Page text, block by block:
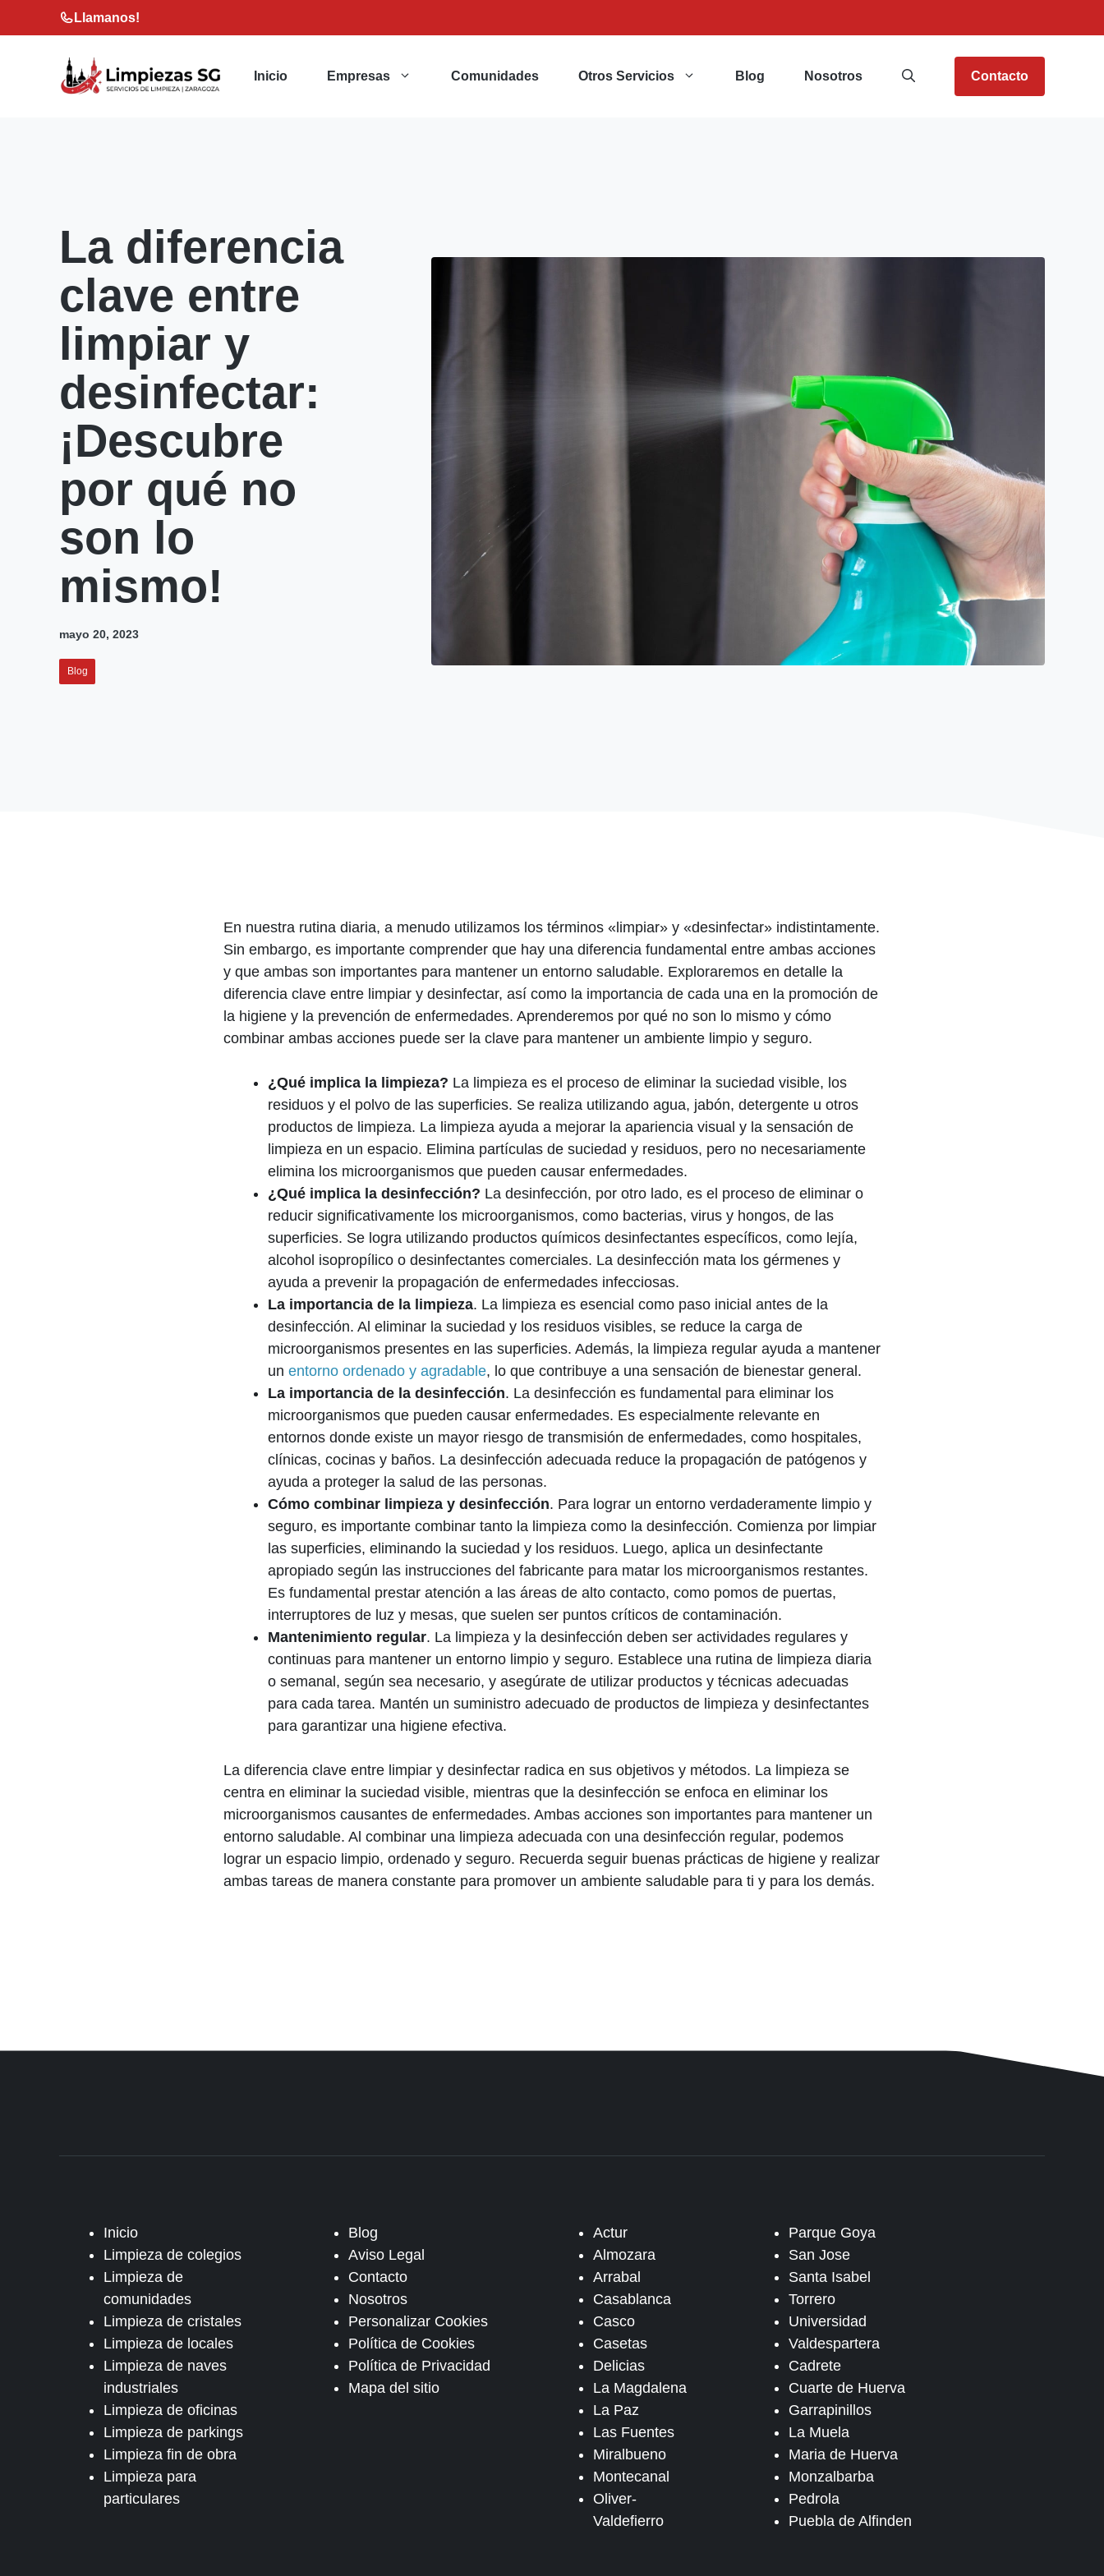
al
Llamanos!
Inicio Empresas Comunidades Otros Servicios Blog Nosotros Contacto
La diferencia
clave entre
limpiar y
desinfectar:
¡Descubre
por qué no
son lo
mismo!
mayo 20, 2023
Blog
En nuestra rutina diaria, a menudo utilizamos los términos «limpiar» y «desinfectar» indistintamente.
Sin embargo, es importante comprender que hay una diferencia fundamental entre ambas acciones
y que ambas son importantes para mantener un entorno saludable. Exploraremos en detalle la
diferencia clave entre limpiar y desinfectar, así como la importancia de cada una en la promoción de
la higiene y la prevención de enfermedades. Aprenderemos por qué no son lo mismo y cómo
combinar ambas acciones puede ser la clave para mantener un ambiente limpio y seguro.
¿Qué implica la limpieza? La limpieza es el proceso de eliminar la suciedad visible, los
residuos y el polvo de las superficies. Se realiza utilizando agua, jabón, detergente u otros
productos de limpieza. La limpieza ayuda a mejorar la apariencia visual y la sensación de
limpieza en un espacio. Elimina partículas de suciedad y residuos, pero no necesariamente
elimina los microorganismos que pueden causar enfermedades.
¿Qué implica la desinfección? La desinfección, por otro lado, es el proceso de eliminar o
reducir significativamente los microorganismos, como bacterias, virus y hongos, de las
superficies. Se logra utilizando productos químicos desinfectantes específicos, como lejía,
alcohol isopropílico o desinfectantes comerciales. La desinfección mata los gérmenes y
ayuda a prevenir la propagación de enfermedades infecciosas.
La importancia de la limpieza. La limpieza es esencial como paso inicial antes de la
desinfección. Al eliminar la suciedad y los residuos visibles, se reduce la carga de
microorganismos presentes en las superficies. Además, la limpieza regular ayuda a mantener
un entorno ordenado y agradable, lo que contribuye a una sensación de bienestar general.
La importancia de la desinfección. La desinfección es fundamental para eliminar los
microorganismos que pueden causar enfermedades. Es especialmente relevante en
entornos donde existe un mayor riesgo de transmisión de enfermedades, como hospitales,
clínicas, cocinas y baños. La desinfección adecuada reduce la propagación de patógenos y
ayuda a proteger la salud de las personas.
Cómo combinar limpieza y desinfección. Para lograr un entorno verdaderamente limpio y
seguro, es importante combinar tanto la limpieza como la desinfección. Comienza por limpiar
las superficies, eliminando la suciedad y los residuos. Luego, aplica un desinfectante
apropiado según las instrucciones del fabricante para matar los microorganismos restantes.
Es fundamental prestar atención a las áreas de alto contacto, como pomos de puertas,
interruptores de luz y mesas, que suelen ser puntos críticos de contaminación.
Mantenimiento regular. La limpieza y la desinfección deben ser actividades regulares y
continuas para mantener un entorno limpio y seguro. Establece una rutina de limpieza diaria
o semanal, según sea necesario, y asegúrate de utilizar productos y técnicas adecuadas
para cada tarea. Mantén un suministro adecuado de productos de limpieza y desinfectantes
para garantizar una higiene efectiva.
La diferencia clave entre limpiar y desinfectar radica en sus objetivos y métodos. La limpieza se
centra en eliminar la suciedad visible, mientras que la desinfección se enfoca en eliminar los
microorganismos causantes de enfermedades. Ambas acciones son importantes para mantener un
entorno saludable. Al combinar una limpieza adecuada con una desinfección regular, podemos
lograr un espacio limpio, ordenado y seguro. Recuerda seguir buenas prácticas de higiene y realizar
ambas tareas de manera constante para promover un ambiente saludable para ti y para los demás.
Inicio
Limpieza de colegios
Limpieza de
comunidades
Limpieza de cristales
Limpieza de locales
Limpieza de naves
industriales
Limpieza de oficinas
Limpieza de parkings
Limpieza fin de obra
Limpieza para
particulares
Blog
Aviso Legal
Contacto
Nosotros
Personalizar Cookies
Política de Cookies
Política de Privacidad
Mapa del sitio
Actur
Almozara
Arrabal
Casablanca
Casco
Casetas
Delicias
La Magdalena
La Paz
Las Fuentes
Miralbueno
Montecanal
Oliver-
Valdefierro
Parque Goya
San Jose
Santa Isabel
Torrero
Universidad
Valdespartera
Cadrete
Cuarte de Huerva
Garrapinillos
La Muela
Maria de Huerva
Monzalbarba
Pedrola
Puebla de Alfinden